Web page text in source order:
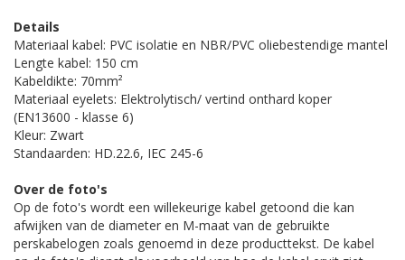
Details
Materiaal kabel: PVC isolatie en NBR/PVC oliebestendige mantel
Lengte kabel: 150 cm
Kabeldikte: 70mm²
Materiaal eyelets: Elektrolytisch/ vertind onthard koper
(EN13600 - klasse 6)
Kleur: Zwart
Standaarden: HD.22.6, IEC 245-6
Over de foto's
Op de foto's wordt een willekeurige kabel getoond die kan
afwijken van de diameter en M-maat van de gebruikte
perskabelogen zoals genoemd in deze producttekst. De kabel